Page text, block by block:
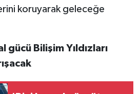
koruyarak geleceğe
Bilişim Yıldızları